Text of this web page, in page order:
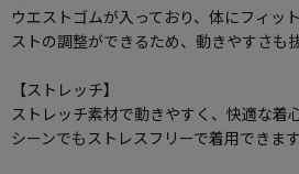
ウエストゴムが入っており、体にフィッ
ストの調整ができるため、動きやすさも
【ストレッチ】
ストレッチ素材で動きやすく、快適な着
シーンでもストレスフリーで着用できます